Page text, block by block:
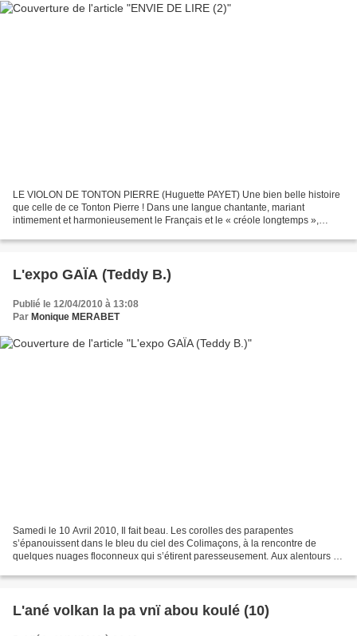
LE VIOLON DE TONTON PIERRE (Huguette PAYET) Une bien belle histoire
que celle de ce Tonton Pierre ! Dans une langue chantante, mariant
intimement et harmonieusement le Français et le « créole longtemps »,
L'expo GAÏA (Teddy B.)
Publié le 12/04/2010 à 13:08
Par Monique MERABET
Samedi le 10 Avril 2010, Il fait beau. Les corolles des parapentes
s’épanouissent dans le bleu du ciel des Colimaçons, à la rencontre de
quelques nuages floconneux qui s’étirent paresseusement. Aux alentours du
L'ané volkan la pa vnï abou koulé (10)